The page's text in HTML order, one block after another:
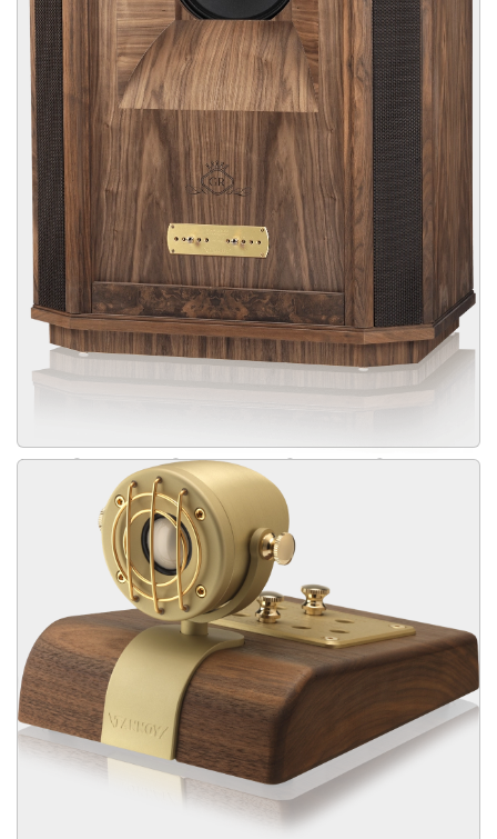
WESTMINSTER ROYAL GR
De Westminster is de verreweg de meest afgebeelde luidspreker
van Tannoy, het is een icoon, een levende legende. De 2 weg
vloerstaande hoorn luidspreker voor grote ruimtes. De Dual
Concentric drivertechnologie biedt een toonaangevende coherentie
en puntbronbeeldvorming. De 15" zeer efficiënte driver met een
gevoeligheid van 99 dB/Watt en een piekvermogen van 700 Watt
zorgen voor een adembenemende dynamiek en realisme